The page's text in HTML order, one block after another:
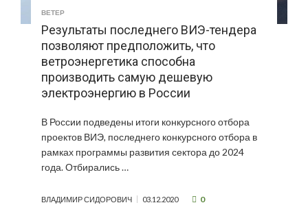
ВЕТЕР
Результаты последнего ВИЭ-тендера
позволяют предположить, что
ветроэнергетика способна
производить самую дешевую
электроэнергию в России
В России подведены итоги конкурсного отбора
проектов ВИЭ, последнего конкурсного отбора в
рамках программы развития сектора до 2024
года. Отбирались …
ВЛАДИМИР СИДОРОВИЧ 03.12.2020 0